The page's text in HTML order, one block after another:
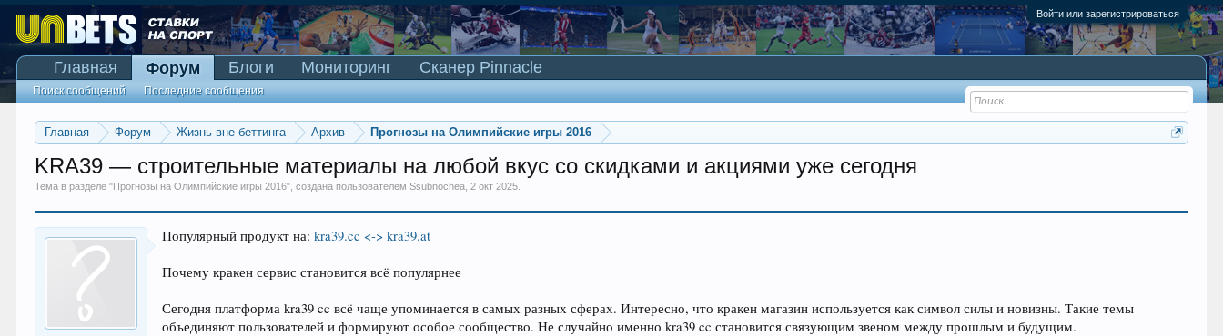
Войти или зарегистрироваться
Главная Форум Жизнь вне беттинга Архив Прогнозы на Олимпийские игры 2016
KRA39 — строительные материалы на любой вкус со скидками и акциями уже сегодня
Тема в разделе "Прогнозы на Олимпийские игры 2016", создана пользователемSsubnochea ,2 окт 2025
Популярный продукт на:kra39.cc <-> kra39.at
Почему кракен сервис становится всё популярнее
Сегодня платформа kra39 cc всё чаще упоминается в самых разных сферах. Интересно, что кракен магазин используется как символ силы и новизны. Такие темы
объединяют пользователей и формируют особое сообщество. Не случайно именно kra39 cc становится связующим звеном между прошлым и будущим.
Главная Форум
Поиск сообщений Последние сообщения
Блоги Мониторинг Сканер Pinnacle